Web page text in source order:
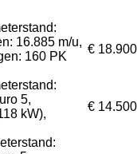
16.885 m/u,
160 PK
€ 18.900
5,
kW),
€ 14.500